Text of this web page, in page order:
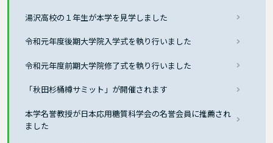
湯沢高校の１年生が本学を見学しました
令和元年度後期大学院入学式を執り行いました
令和元年度前期大学院修了式を執り行いました
「秋田杉桶樽サミット」が開催されます
本学名誉教授が日本応用糖質科学会の名誉会員に推薦され
ました